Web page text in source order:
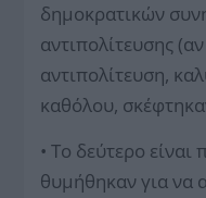
δημοκρατικών
αντιπολίτευσης
αντιπολίτευση,
καθόλου,
• Το δεύτερο είναι
θυμήθηκαν για να